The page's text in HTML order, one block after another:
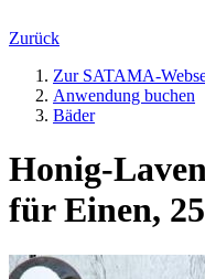
Zurück
Zur SATAMA-
Anwendung buchen
Bäder
Honig-
für Einen,